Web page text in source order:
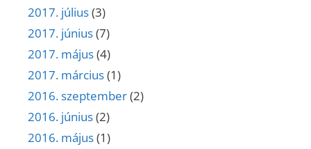
2017. július(3)
2017. június(7)
2017. május(4)
2017. március(1)
2016. szeptember(2)
2016. június(2)
2016. május(1)